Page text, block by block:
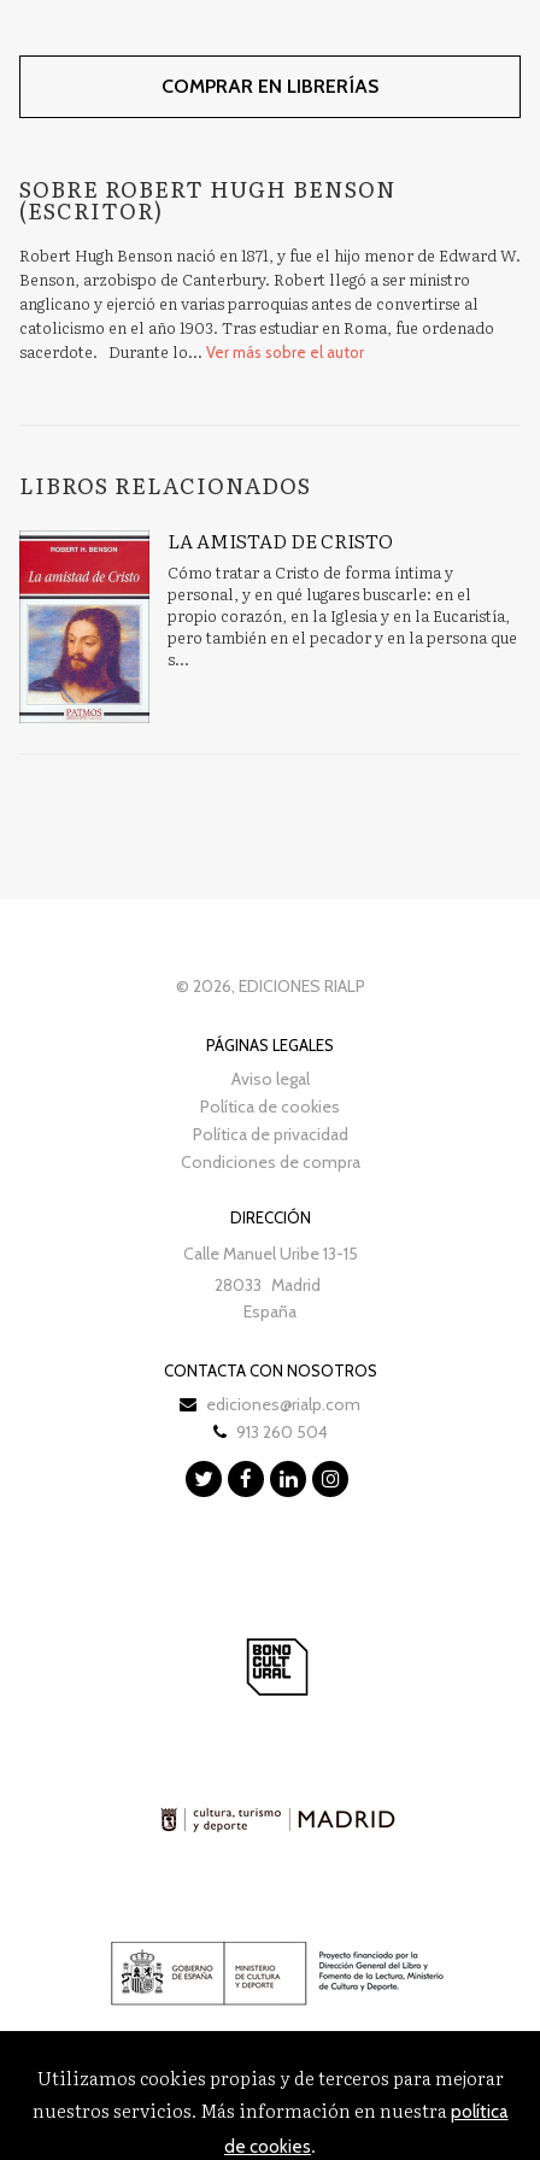
COMPRAR EN LIBRERÍAS
SOBRE ROBERT HUGH BENSON
(ESCRITOR)
Robert Hugh Benson nació en 1871, y fue el hijo menor de Edward W.
Benson, arzobispo de Canterbury. Robert llegó a ser ministro
anglicano y ejerció en varias parroquias antes de convertirse al
catolicismo en el año 1903. Tras estudiar en Roma, fue ordenado
sacerdote. Durante lo... Ver más sobre el autor
LIBROS RELACIONADOS
LA AMISTAD DE CRISTO
Cómo tratar a Cristo de forma íntima y
personal, y en qué lugares buscarle: en el
propio corazón, en la Iglesia y en la Eucaristía,
pero también en el pecador y en la persona que
s...
© 2026, EDICIONES RIALP
PÁGINAS LEGALES
Aviso legal
Política de cookies
Política de privacidad
Condiciones de compra
DIRECCIÓN
Calle Manuel Uribe 13-15
28033 Madrid
España
CONTACTA CON NOSOTROS
ediciones@rialp.com
913 260 504
Utilizamos cookies propias y de terceros para mejorar
nuestros servicios. Más información en nuestrapolítica
de cookies.